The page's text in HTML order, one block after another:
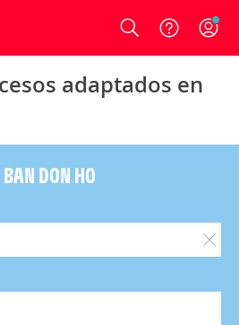
Login
adaptados en
DON HO